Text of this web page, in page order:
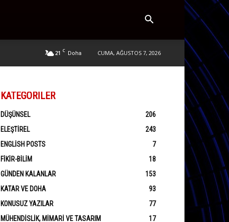
21 C Doha CUMA, AĞUSTOS 7, 2026
KATEGORILER
DÜŞÜNSEL
206
ELEŞTIREL
243
ENGLISH POSTS
7
FIKIR-BILIM
18
GÜNDEN KALANLAR
153
KATAR VE DOHA
93
KONUSUZ YAZILAR
77
MÜHENDISLIK, MIMARI VE TASARIM
17